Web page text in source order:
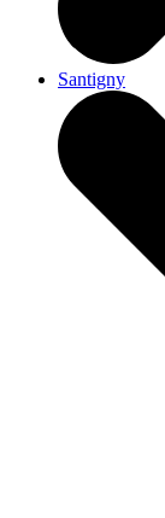
Santigny